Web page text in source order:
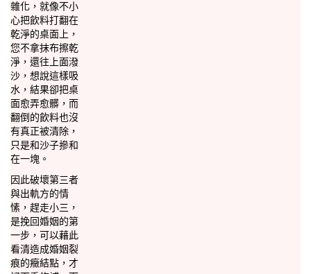
雜化，就像不小
心把飲料打翻在
乾淨的桌面上，
您不拿抹布擦乾
淨，還往上面潑
沙，想說這樣吸
水，結果卻把桌
面愈弄愈髒，而
翻倒的飲料也沒
有真正被清除，
只是和沙子摻和
在一塊。
因此破壞第三者
與出軌方的情
愫，趕走小三，
是挽回婚姻的第
一步，可以藉此
看清造成婚姻裂
痕的癥結點，才